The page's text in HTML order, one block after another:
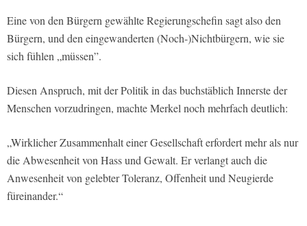
Eine von den Bürgern gewählte Regierungschefin sagt also den
Bürgern, und den eingewanderten (Noch-)Nichtbürgern, wie sie
sich fühlen „müssen”.
Diesen Anspruch, mit der Politik in das buchstäblich Innerste der
Menschen vorzudringen, machte Merkel noch mehrfach deutlich:
„Wirklicher Zusammenhalt einer Gesellschaft erfordert mehr als nur
die Abwesenheit von Hass und Gewalt. Er verlangt auch die
Anwesenheit von gelebter Toleranz, Offenheit und Neugierde
füreinander.“